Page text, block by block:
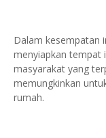
Dalam kesempatan
menyiapkan tempat
masyarakat yang
memungkinkan
rumah.